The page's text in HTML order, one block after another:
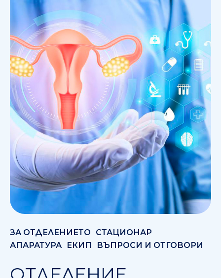
ЗА ОТДЕЛЕНИЕТО
СТАЦИОНАР
АПАРАТУРА
ЕКИП ВЪПРОСИ И ОТГОВОРИ